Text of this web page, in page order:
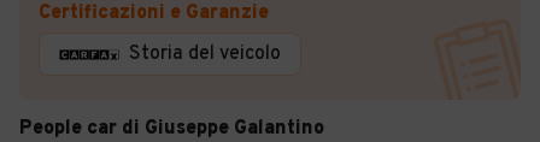
Certificazioni e Garanzie
Storia del veicolo
People car di Giuseppe Galantino